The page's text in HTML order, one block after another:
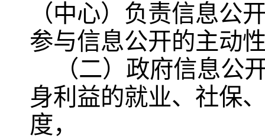
（中心）负责信息公
参与信息公开的主动
（二）政府信息公
身利益的就业、社保
度，